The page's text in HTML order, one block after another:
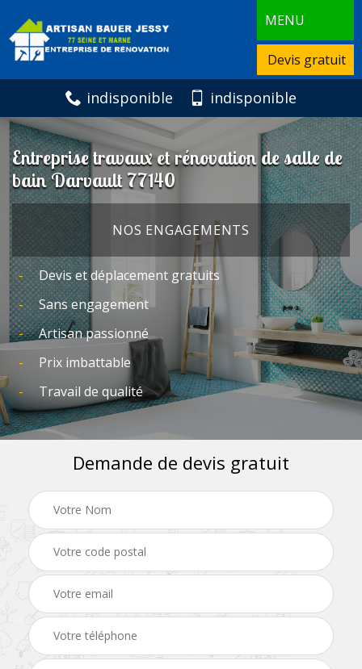
MENU
Devis gratuit
indisponible indisponible
Entreprise travaux et rénovation de salle de
bain Darvault 77140
NOS ENGAGEMENTS
Devis et déplacement gratuits
Sans engagement
Artisan passionné
Prix imbattable
Travail de qualité
Demande de devis gratuit